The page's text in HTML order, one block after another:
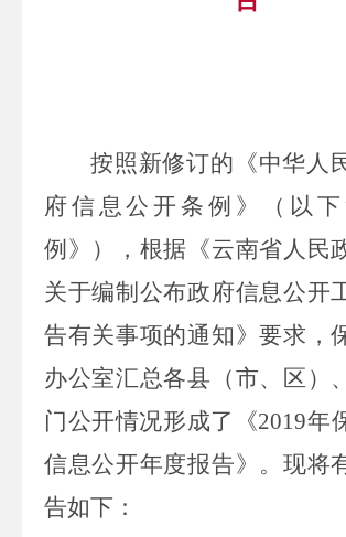
按照新修订的《中华人
府信息公开条例》（以
例》），根据《云南省人民
关于编制公布政府信息公开
告有关事项的通知》要求，
办公室汇总各县（市、区）
门公开情况形成了《2019年
信息公开年度报告》。现将
告如下：